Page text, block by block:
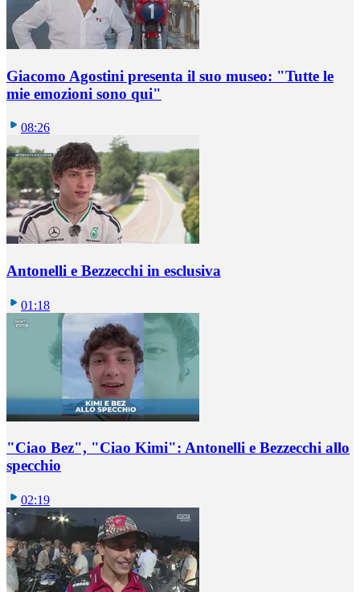
Giacomo Agostini presenta il suo museo: "Tutte le
mie emozioni sono qui"
08:26
Antonelli e Bezzecchi in esclusiva
01:18
"Ciao Bez", "Ciao Kimi": Antonelli e Bezzecchi allo
specchio
02:19